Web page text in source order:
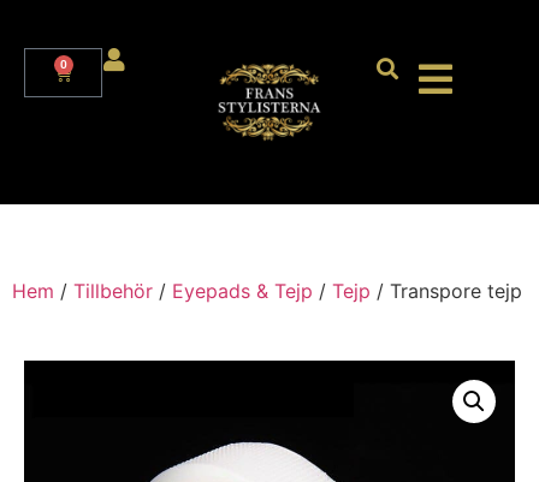
0
Hem / Tillbehör / Eyepads & Tejp / Tejp / Transpore tejp